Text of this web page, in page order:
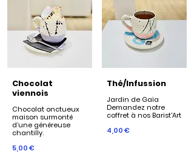
Chocolat
viennois
Chocolat onctueux
maison surmonté
d’une généreuse
chantilly.
5,00 €
Thé/Infussion
Jardin de Gaïa
Demandez notre
coffret à nos Barist'Art
4,00 €